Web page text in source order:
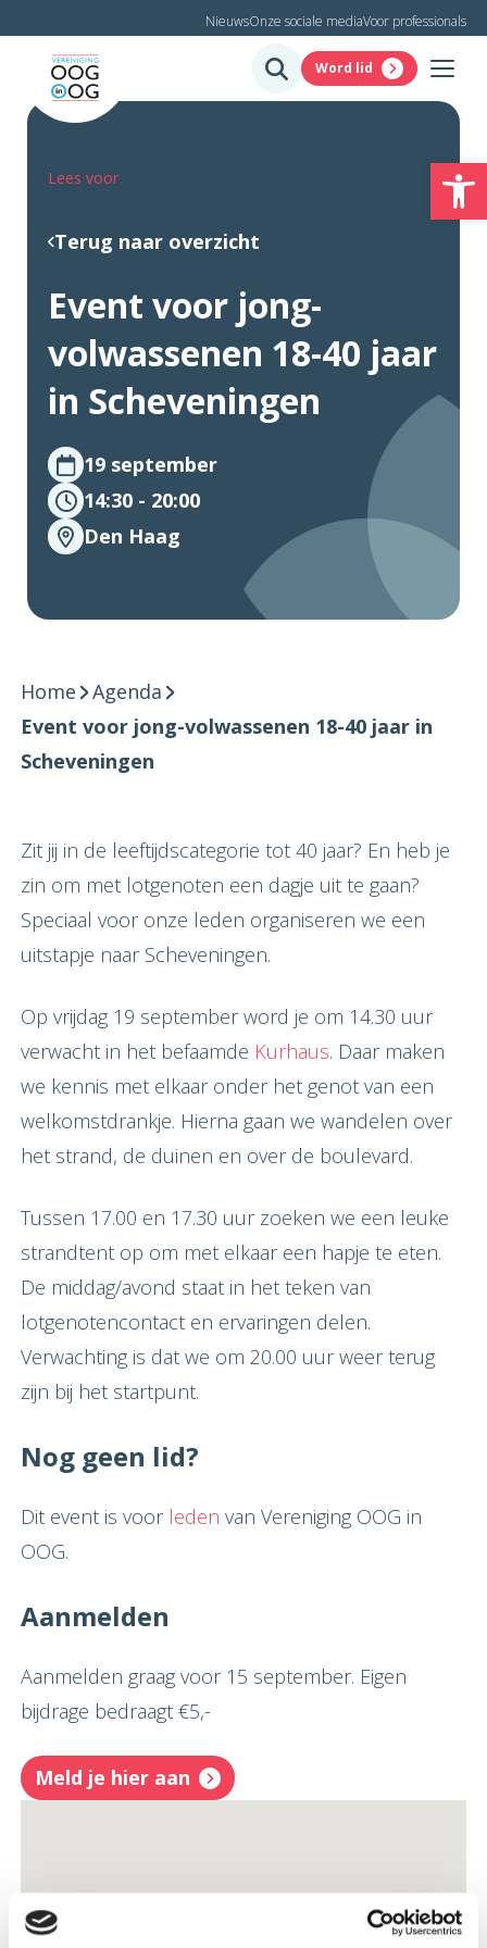
NieuwsOnze sociale mediaVoor professionals
Word lid
Lees voor
Terug naar overzicht
Event voor jong-
volwassenen 18-40 jaar
in Scheveningen
19 september
14:30 - 20:00
Den Haag
Home
Agenda
Event voor jong-volwassenen 18-40 jaar in
Scheveningen
Zit jij in de leeftijdscategorie tot 40 jaar? En heb je
zin om met lotgenoten een dagje uit te gaan?
Speciaal voor onze leden organiseren we een
uitstapje naar Scheveningen.
Op vrijdag 19 september word je om 14.30 uur
verwacht in het befaamde Kurhaus. Daar maken
we kennis met elkaar onder het genot van een
welkomstdrankje. Hierna gaan we wandelen over
het strand, de duinen en over de boulevard.
Tussen 17.00 en 17.30 uur zoeken we een leuke
strandtent op om met elkaar een hapje te eten.
De middag/avond staat in het teken van
lotgenotencontact en ervaringen delen.
Verwachting is dat we om 20.00 uur weer terug
zijn bij het startpunt.
Nog geen lid?
Dit event is voorleden van Vereniging OOG in
OOG.
Aanmelden
Aanmelden graag voor 15 september. Eigen
bijdrage bedraagt €5,-
Meld je hier aan